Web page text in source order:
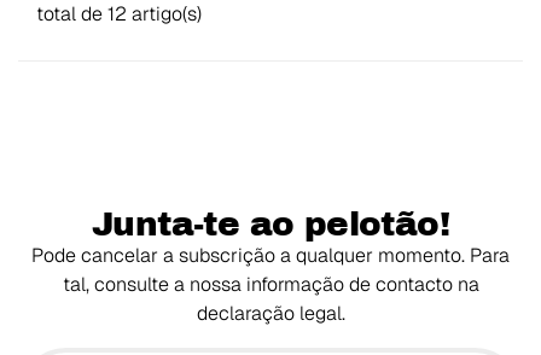
total de 12 artigo(s)
Junta-te ao pelotão!
Pode cancelar a subscrição a qualquer momento. Para
tal, consulte a nossa informação de contacto na
declaração legal.